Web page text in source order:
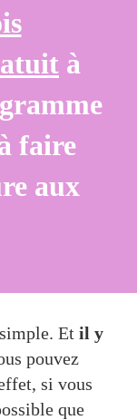
à
faire
aux
Et il y
pouvez
si vous
que